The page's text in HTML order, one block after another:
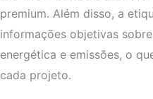
premium. Além disso, a
informações objetivas
energética e emissões, o
cada projeto.